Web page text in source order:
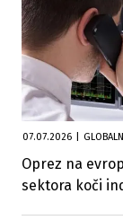
07.07.2026
Oprez na
sektora koči